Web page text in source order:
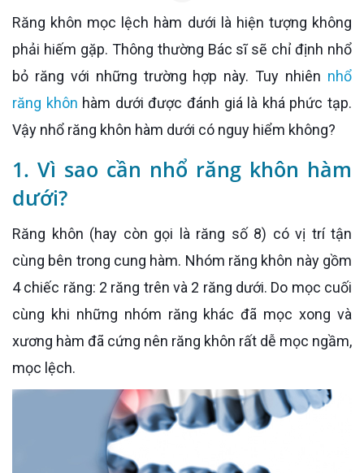
Răng khôn mọc lệch hàm dưới là hiện tượng không
phải hiếm gặp. Thông thường Bác sĩ sẽ chỉ định nhổ
bỏ răng với những trường hợp này. Tuy nhiên nhổ
răng khôn hàm dưới được đánh giá là khá phức tạp.
Vậy nhổ răng khôn hàm dưới có nguy hiểm không?
1. Vì sao cần nhổ răng khôn hàm
dưới?
Răng khôn (hay còn gọi là răng số 8) có vị trí tận
cùng bên trong cung hàm. Nhóm răng khôn này gồm
4 chiếc răng: 2 răng trên và 2 răng dưới. Do mọc cuối
cùng khi những nhóm răng khác đã mọc xong và
xương hàm đã cứng nên răng khôn rất dễ mọc ngầm,
mọc lệch.